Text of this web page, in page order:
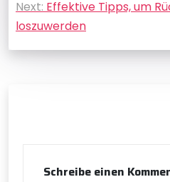
Next: Effektive Tipps, um
loszuwerden
Schreibe einen